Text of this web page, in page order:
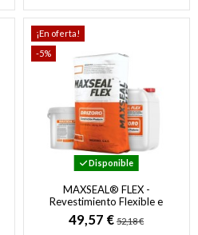
¡En oferta!
-5%
Disponible
MAXSEAL® FLEX -
Revestimiento Flexible e
Impermeable para hormigón
y mampostería
49,57 €52,18 €